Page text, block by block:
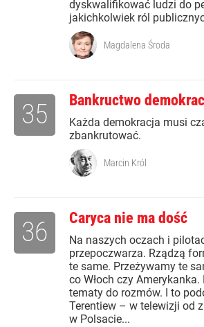
dyskwalifikować ludzi do
jakichkolwiek ról
Magdalena Środa
Bankructwo
Każda demokracja musi
zbankrutować.
35
Marcin Król
Caryca nie ma dość
Na naszych oczach i
przepoczwarza. Rządzą
te same. Przeżywamy te
co Włoch czy
tematy do rozmów. I to
Terentiew – w telewizji od
w Polsacie...
36